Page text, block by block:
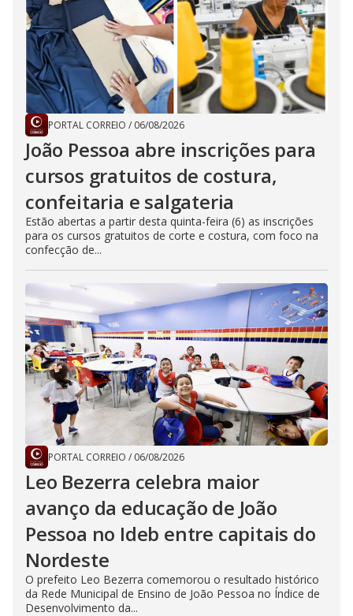
PORTAL CORREIO / 06/08/2026
João Pessoa abre inscrições para
cursos gratuitos de costura,
confeitaria e salgateria
Estão abertas a partir desta quinta-feira (6) as inscrições
para os cursos gratuitos de corte e costura, com foco na
confecção de...
PORTAL CORREIO / 06/08/2026
Leo Bezerra celebra maior
avanço da educação de João
Pessoa no Ideb entre capitais do
Nordeste
O prefeito Leo Bezerra comemorou o resultado histórico
da Rede Municipal de Ensino de João Pessoa no Índice de
Desenvolvimento da...